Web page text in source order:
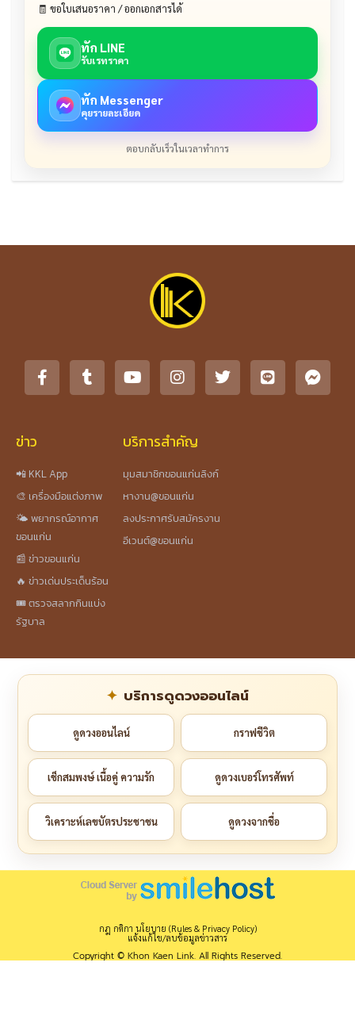
🧾 ขอใบเสนอราคา / ออกเอกสารได้
ทัก LINE
รับเรทราคา
ทัก Messenger
คุยรายละเอียด
ตอบกลับเร็วในเวลาทำการ
ข่าว
📲 KKL App
🎨 เครื่องมือแต่งภาพ
🌤️ พยากรณ์อากาศ
ขอนแก่น
📰 ข่าวขอนแก่น
🔥 ข่าวเด่นประเด็นร้อน
🎟️ ตรวจสลากกินแบ่ง
รัฐบาล
บริการสำคัญ
มุมสมาชิกขอนแก่นลิงก์
หางาน@ขอนแก่น
ลงประกาศรับสมัครงาน
อีเวนต์@ขอนแก่น
บริการดูดวงออนไลน์
ดูดวงออนไลน์ กราฟชีวิต
เช็กสมพงษ์ เนื้อคู่ ความรัก ดูดวงเบอร์โทรศัพท์
วิเคราะห์เลขบัตรประชาชน ดูดวงจากชื่อ
กฎ กติกา นโยบาย (Rules & Privacy Policy)
แจ้งแก้ไข/ลบข้อมูลข่าวสาร
Copyright © Khon Kaen Link. All Rights Reserved.